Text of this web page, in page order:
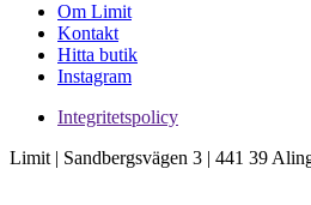
Om Limit
Kontakt
Hitta butik
Instagram
Integritetspolicy
Limit | Sandbergsvägen 3 | 441 39